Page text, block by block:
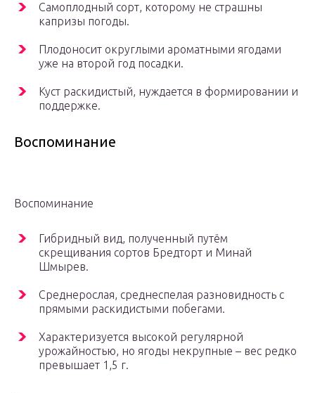
Самоплодный сорт, которому не страшны
капризы погоды.
Плодоносит округлыми ароматными ягодами
уже на второй год посадки.
Куст раскидистый, нуждается в формировании и
поддержке.
Воспоминание
Воспоминание
Гибридный вид, полученный путём
скрещивания сортов Бредторт и Минай
Шмырев.
Среднерослая, среднеспелая разновидность с
прямыми раскидистыми побегами.
Характеризуется высокой регулярной
урожайностью, но ягоды некрупные – вес редко
превышает 1,5 г.